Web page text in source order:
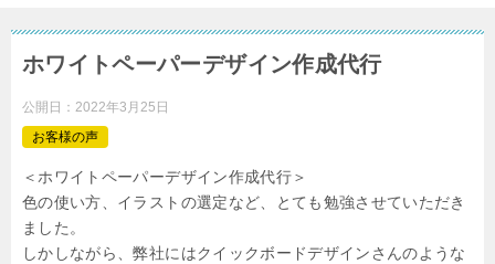
ホワイトペーパーデザイン作成代行
公開日： 2022年3月25日
お客様の声
＜ホワイトペーパーデザイン作成代行＞
色の使い方、イラストの選定など、とても勉強させていただき
ました。
しかしながら、弊社にはクイックボードデザインさんのような